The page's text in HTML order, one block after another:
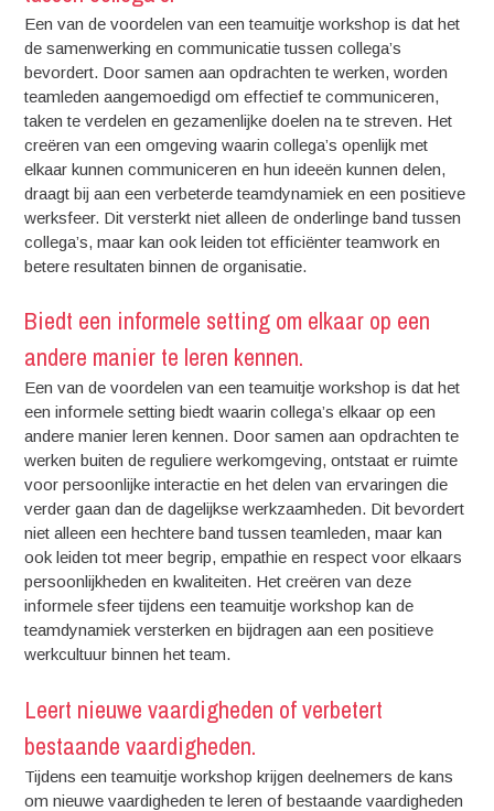
Een van de voordelen van een teamuitje workshop is dat het
de samenwerking en communicatie tussen collega’s
bevordert. Door samen aan opdrachten te werken, worden
teamleden aangemoedigd om effectief te communiceren,
taken te verdelen en gezamenlijke doelen na te streven. Het
creëren van een omgeving waarin collega’s openlijk met
elkaar kunnen communiceren en hun ideeën kunnen delen,
draagt bij aan een verbeterde teamdynamiek en een positieve
werksfeer. Dit versterkt niet alleen de onderlinge band tussen
collega’s, maar kan ook leiden tot efficiënter teamwork en
betere resultaten binnen de organisatie.
Biedt een informele setting om elkaar op een
andere manier te leren kennen.
Een van de voordelen van een teamuitje workshop is dat het
een informele setting biedt waarin collega’s elkaar op een
andere manier leren kennen. Door samen aan opdrachten te
werken buiten de reguliere werkomgeving, ontstaat er ruimte
voor persoonlijke interactie en het delen van ervaringen die
verder gaan dan de dagelijkse werkzaamheden. Dit bevordert
niet alleen een hechtere band tussen teamleden, maar kan
ook leiden tot meer begrip, empathie en respect voor elkaars
persoonlijkheden en kwaliteiten. Het creëren van deze
informele sfeer tijdens een teamuitje workshop kan de
teamdynamiek versterken en bijdragen aan een positieve
werkcultuur binnen het team.
Leert nieuwe vaardigheden of verbetert
bestaande vaardigheden.
Tijdens een teamuitje workshop krijgen deelnemers de kans
om nieuwe vaardigheden te leren of bestaande vaardigheden